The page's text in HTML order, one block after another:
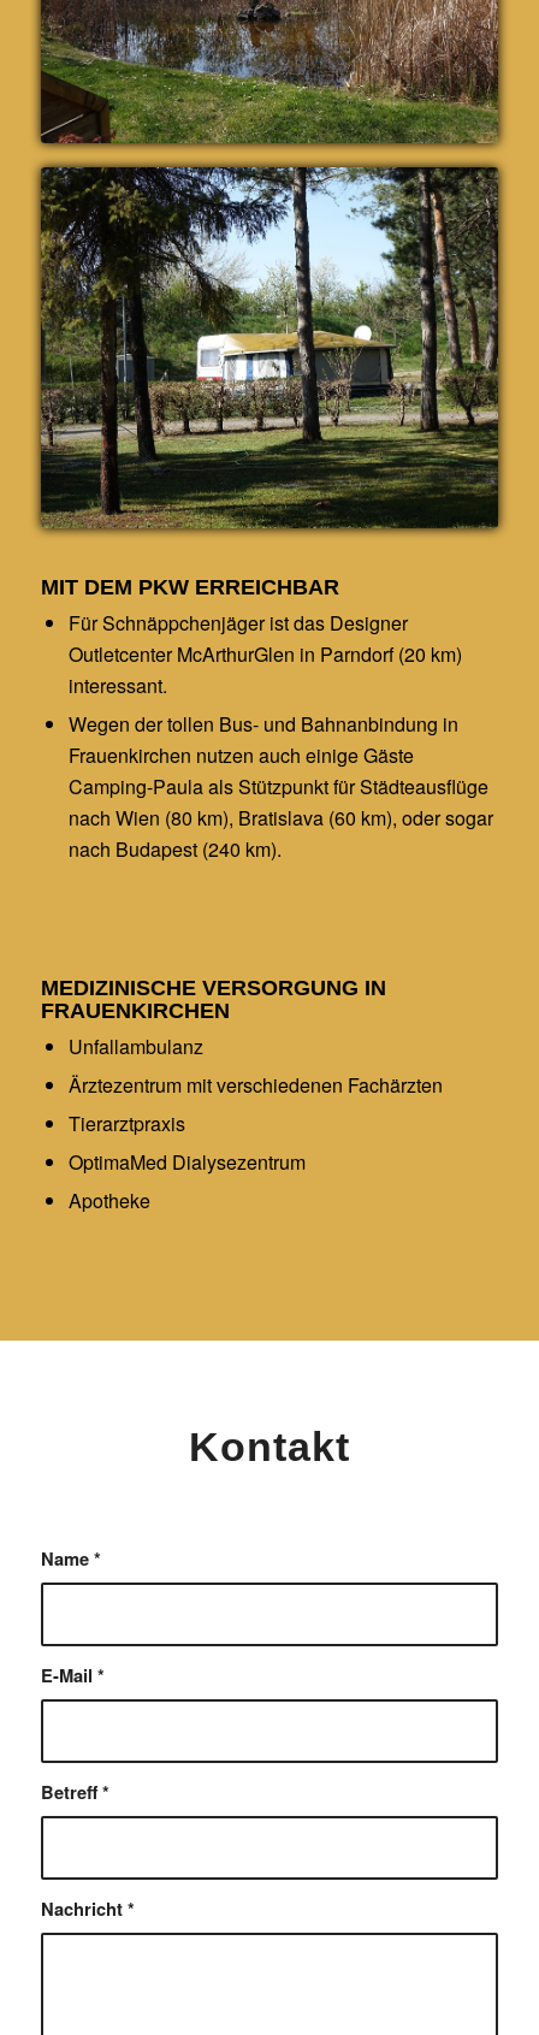
MIT DEM PKW ERREICHBAR
Für Schnäppchenjäger ist das Designer
Outletcenter McArthurGlen in Parndorf (20 km)
interessant.
Wegen der tollen Bus- und Bahnanbindung in
Frauenkirchen nutzen auch einige Gäste
Camping-Paula als Stützpunkt für Städteausflüge
nach Wien (80 km), Bratislava (60 km), oder sogar
nach Budapest (240 km).
MEDIZINISCHE VERSORGUNG IN
FRAUENKIRCHEN
Unfallambulanz
Ärztezentrum mit verschiedenen Fachärzten
Tierarztpraxis
OptimaMed Dialysezentrum
Apotheke
Kontakt
Name*
E-Mail *
Betreff*
Nachricht*